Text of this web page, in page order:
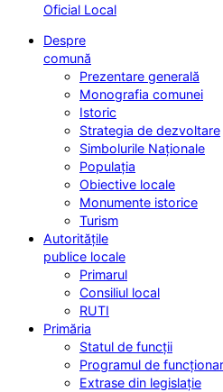
Oficial Local
Despre
comună
Prezentare generală
Monografia comunei
Istoric
Strategia de dezvoltare
Simbolurile Naționale
Populația
Obiective locale
Monumente istorice
Turism
Autoritățile
publice locale
Primarul
Consiliul local
RUTI
Primăria
Statul de funcții
Programul de
Extrase din legislație